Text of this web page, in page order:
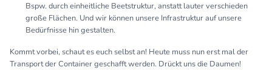
Bspw. durch einheitliche Beetstruktur, anstatt lauter verschieden
große Flächen. Und wir können unsere Infrastruktur auf unsere
Bedürfnisse hin gestalten.
Kommt vorbei, schaut es euch selbst an! Heute muss nun erst mal der
Transport der Container geschafft werden. Drückt uns die Daumen!